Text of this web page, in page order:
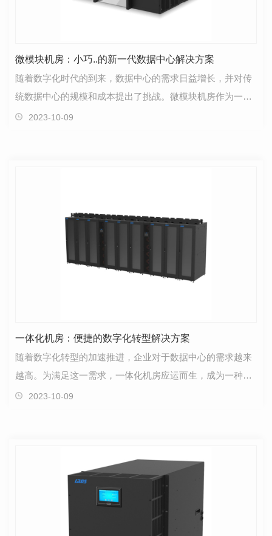
微模块机房：小巧..的新一代数据中心解决方案
随着数字化时代的到来，数据中心的需求日益增长，并对传
统数据中心的规模和成本提出了挑战。微模块机房作为一种
小巧..的新一代数据中心解决方案应运而生。本文将探…
2023-10-09
一体化机房：便捷的数字化转型解决方案
随着数字化转型的加速推进，企业对于数据中心的需求越来
越高。为满足这一需求，一体化机房应运而生，成为一种集
成了机房设备、冷却系统和安全措施的..、便捷的解决…
2023-10-09